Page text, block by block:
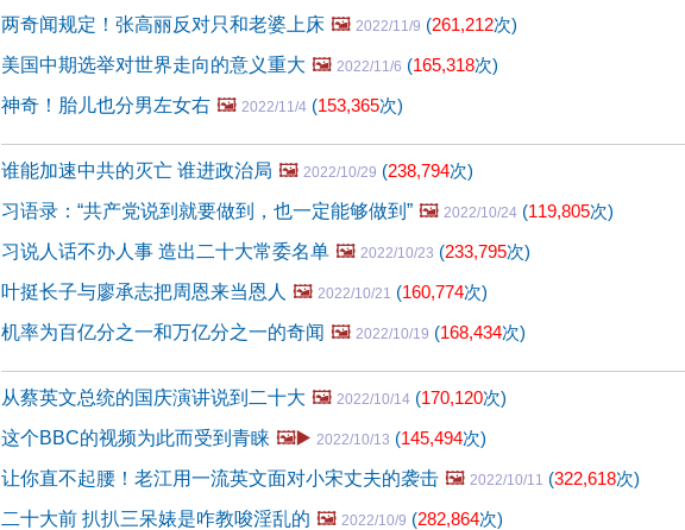
两奇闻规定！张高丽反对只和老婆上床 🖼️ 2022/11/9 (261,212次)
美国中期选举对世界走向的意义重大 🖼️ 2022/11/6 (165,318次)
神奇！胎儿也分男左女右 🖼️ 2022/11/4 (153,365次)
谁能加速中共的灭亡 谁进政治局 🖼️ 2022/10/29 (238,794次)
习语录：“共产党说到就要做到，也一定能够做到” 🖼️ 2022/10/24 (119,805次)
习说人话不办人事 造出二十大常委名单 🖼️ 2022/10/23 (233,795次)
叶挺长子与廖承志把周恩来当恩人 🖼️ 2022/10/21 (160,774次)
机率为百亿分之一和万亿分之一的奇闻 🖼️ 2022/10/19 (168,434次)
从蔡英文总统的国庆演讲说到二十大 🖼️ 2022/10/14 (170,120次)
这个BBC的视频为此而受到青睐 🖼️▶️ 2022/10/13 (145,494次)
让你直不起腰！老江用一流英文面对小宋丈夫的袭击 🖼️ 2022/10/11 (322,618次)
二十大前 扒扒三呆婊是咋教唆淫乱的 🖼️ 2022/10/9 (282,864次)